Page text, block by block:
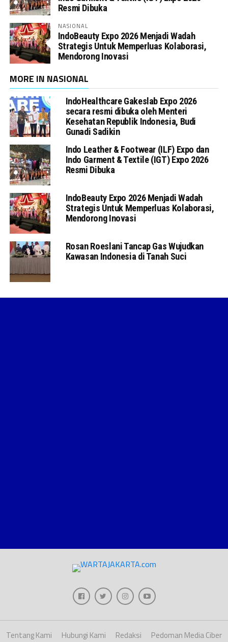
Resmi Dibuka
NASIONAL
IndoBeauty Expo 2026 Menjadi Wadah
Strategis Untuk Memperluas Kolaborasi,
Mendorong Inovasi
MORE IN NASIONAL
IndoHealthcare Gakeslab Expo 2026
secara resmi dibuka oleh Menteri
Kesehatan Republik Indonesia, Budi
Gunadi Sadikin
Indo Leather & Footwear (ILF) Expo dan
Indo Garment & Textile (IGT) Expo 2026
Resmi Dibuka
IndoBeauty Expo 2026 Menjadi Wadah
Strategis Untuk Memperluas Kolaborasi,
Mendorong Inovasi
Rosan Roeslani Tancap Gas Wujudkan
Kawasan Indonesia di Tanah Suci
Tentang Kami Hubungi Kami Redaksi Pedoman Media Ciber